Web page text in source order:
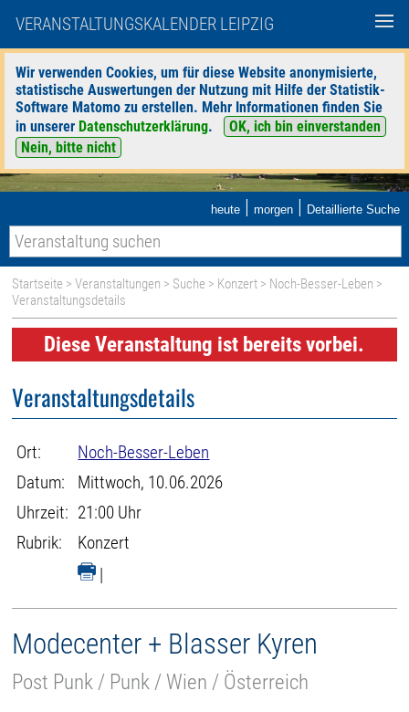
VERANSTALTUNGSKALENDER LEIPZIG
Wir verwenden Cookies, um für diese Website anonymisierte,
statistische Auswertungen der Nutzung mit Hilfe der Statistik-
Software Matomo zu erstellen. Mehr Informationen finden Sie
in unserer Datenschutzerklärung.
OK, ich bin einverstanden
Nein, bitte nicht
heute | morgen | Detaillierte Suche
Startseite >Veranstaltungen > Suche > Konzert > Noch-Besser-Leben >
Veranstaltungsdetails
Diese Veranstaltung ist bereits vorbei.
Veranstaltungsdetails
Ort:
Noch-Besser-Leben
Datum:
Mittwoch, 10.06.2026
Uhrzeit: 21:00 Uhr
Rubrik:
Konzert
|
Modecenter + Blasser Kyren
Post Punk / Punk / Wien / Österreich